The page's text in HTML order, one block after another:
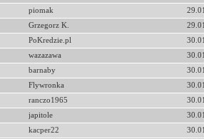
piomak
Grzegorz K.
PoKredzie.pl
wazazawa
barnaby
Flywronka
ranczo1965
japitole
kacper22